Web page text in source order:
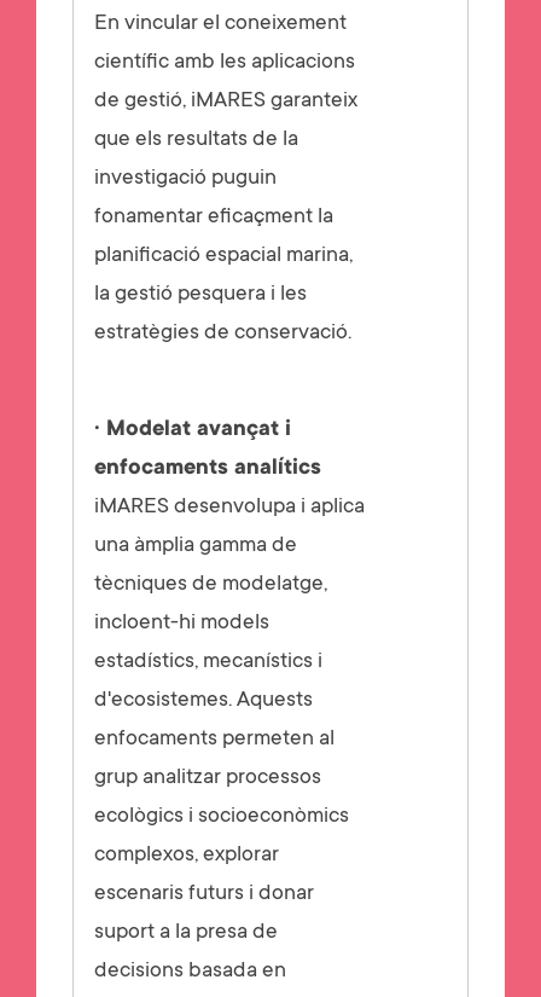
En vincular el coneixement
científic amb les aplicacions
de gestió, iMARES garanteix
que els resultats de la
investigació puguin
fonamentar eficaçment la
planificació espacial marina,
la gestió pesquera i les
estratègies de conservació.
· Modelat avançat i
enfocaments analítics
iMARES desenvolupa i aplica
una àmplia gamma de
tècniques de modelatge,
incloent-hi models
estadístics, mecanístics i
d'ecosistemes. Aquests
enfocaments permeten al
grup analitzar processos
ecològics i socioeconòmics
complexos, explorar
escenaris futurs i donar
suport a la presa de
decisions basada en